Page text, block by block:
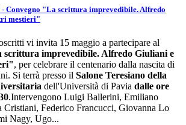
- Convegno "La scrittura imprevedibile. Alfredo
mestieri"
vi invita 15 maggio a partecipare al
scrittura imprevedibile. Alfredo Giuliani e
, per celebrare il centenario dalla nascita di
Si terrà presso il Salone Teresiano della
dell'Università di Pavia dalle ore
.Intervengono Luigi Ballerini, Emiliano
Cristiani, Federico Francucci, Giovanna Lo
Nagy, Ugo...